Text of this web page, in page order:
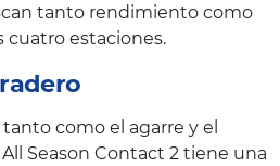
tanto rendimiento como
estaciones.
como el agarre y el
Season Contact 2 tiene una